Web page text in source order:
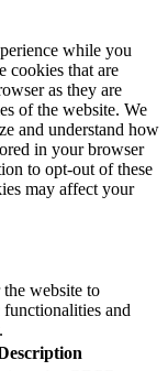
while you
cookies that are
as they are
of the website. We
and understand how
in your browser
to opt-out of these
may affect your
the website to
and